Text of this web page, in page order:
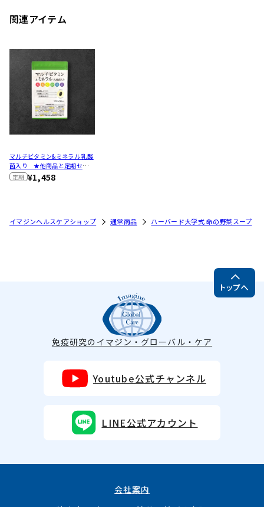
イマジンヘルスケアショップ 通常商品 ハーバード大学式 命の野菜スープ
関連アイテム
マルチビタミン&ミネラル 乳酸
菌入り ★他商品と定期セット
購入で40%OFF★
定期 ¥1,458
免疫研究のイマジン・グローバル・ケア
Youtube公式チャンネル
LINE公式アカウント
会社案内